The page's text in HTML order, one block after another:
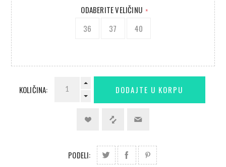
ODABERITE VELIČINU *
36 37 40
KOLIČINA:
PODELI: